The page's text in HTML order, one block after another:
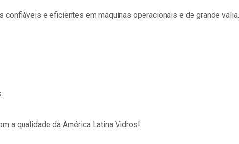
e eficientes em máquinas operacionais e de grande valia.
a qualidade da América Latina Vidros!